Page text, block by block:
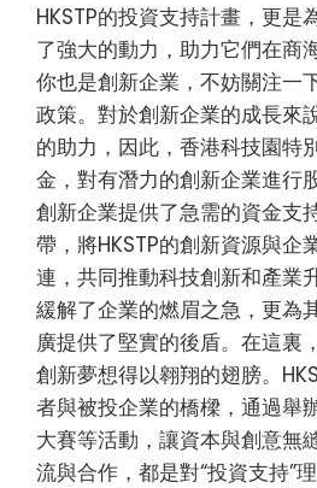
HKSTP的投資支持計畫，更是
了強大的動力，助力它們在商
你也是創新企業，不妨關注一
政策。對於創新企業的成長來
的助力，因此，香港科技園特
金，對有潛力的創新企業進行
創新企業提供了急需的資金支
帶，將HKSTP的創新資源與企
連，共同推動科技創新和產業
緩解了企業的燃眉之急，更為
廣提供了堅實的後盾。在這裏
創新夢想得以翱翔的翅膀。
者與被投企業的橋樑，通過舉
大賽等活動，讓資本與創意無
流與合作，都是對“投資支持”